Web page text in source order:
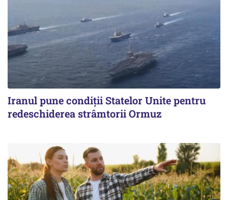
Iranul pune condiții Statelor Unite pentru
redeschiderea strâmtorii Ormuz